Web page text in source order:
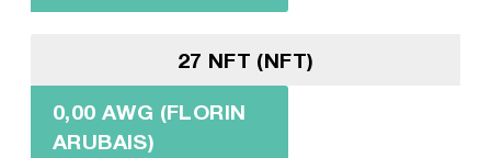
27 NFT (NFT)
0,00 AWG (FLORIN
ARUBAIS)